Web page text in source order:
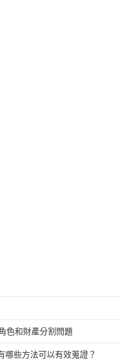
色和財產分割問題
些方法可以有效蒐證？